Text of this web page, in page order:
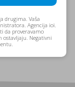
drugima. Vaša
Agencija ioi.
da proveravamo
ostavljaju. Negativni